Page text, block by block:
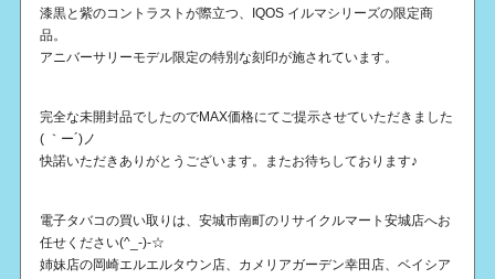
漆黒と紫のコントラストが際立つ、IQOS イルマシリーズの限定商
品。
アニバーサリーモデル限定の特別な刻印が施されています。
完全な未開封品でしたのでMAX価格にてご提示させていただきました
( ｀ー´)ノ
快諾いただきありがとうございます。またお待ちしております♪
電子タバコの買い取りは、安城市南町のリサイクルマート安城店へお
任せください(^_-)-☆
姉妹店の岡崎エルエルタウン店、カメリアガーデン幸田店、ベイシア